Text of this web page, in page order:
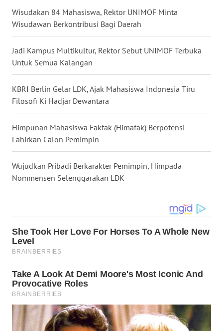
Wisudakan 84 Mahasiswa, Rektor UNIMOF Minta
Wisudawan Berkontribusi Bagi Daerah
Jadi Kampus Multikultur, Rektor Sebut UNIMOF Terbuka
Untuk Semua Kalangan
KBRI Berlin Gelar LDK, Ajak Mahasiswa Indonesia Tiru
Filosofi Ki Hadjar Dewantara
Himpunan Mahasiswa Fakfak (Himafak) Berpotensi
Lahirkan Calon Pemimpin
Wujudkan Pribadi Berkarakter Pemimpin, Himpada
Nommensen Selenggarakan LDK
WN
KARAWANG
WN
BEKASI
BOGOR
DEPOK
TAPANULI
UTARA
SAMOSIR
WN
PADANG
WN
SUMEDANG
WN